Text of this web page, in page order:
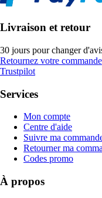
Livraison et retour
30 jours pour changer
Retournez votre commande
Trustpilot
Services
Mon compte
Centre d'aide
Suivre ma
Retourner ma
Codes promo
À propos